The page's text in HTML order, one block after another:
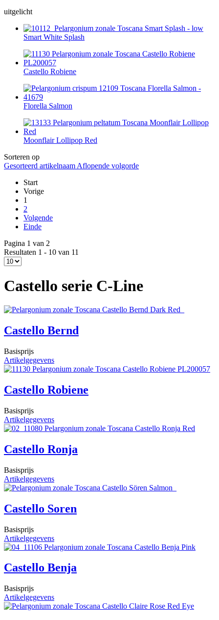
uitgelicht
Smart White Splash
Castello Robiene
Florella Salmon
Moonflair Lollipop Red
Sorteren op
Gesorteerd artikelnaam Aflopende volgorde
Start
Vorige
1
2
Volgende
Einde
Pagina 1 van 2
Resultaten 1 - 10 van 11
Castello serie C-Line
Castello Bernd
Basisprijs
Artikelgegevens
Castello Robiene
Basisprijs
Artikelgegevens
Castello Ronja
Basisprijs
Artikelgegevens
Castello Soren
Basisprijs
Artikelgegevens
Castello Benja
Basisprijs
Artikelgegevens